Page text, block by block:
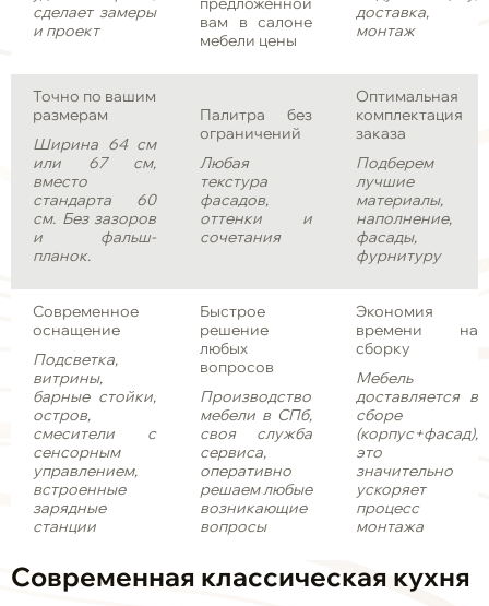
сделает замеры
и проект
вам в салоне
мебели цены
доставка,
монтаж
Точно по вашим
размерам
Ширина 64 см
или 67 см,
вместо
стандарта 60
см. Без зазоров
и фальш-
планок.
Палитра без
ограничений
Любая
текстура
фасадов,
оттенки и
сочетания
Оптимальная
комплектация
заказа
Подберем
лучшие
материалы,
наполнение,
фасады,
фурнитуру
Современное
оснащение
Подсветка,
витрины,
барные стойки,
остров,
смесители с
сенсорным
управлением,
встроенные
зарядные
станции
Быстрое
решение
любых
вопросов
Производство
мебели в СПб,
своя служба
сервиса,
оперативно
решаем любые
возникающие
вопросы
Экономия
времени на
сборку
Мебель
доставляется в
сборе
(корпус+фасад),
это
значительно
ускоряет
процесс
монтажа
Современная классическая кухня